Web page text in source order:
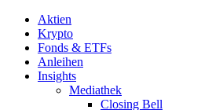
Aktien
Krypto
Fonds & ETFs
Anleihen
Insights
Mediathek
Closing Bell